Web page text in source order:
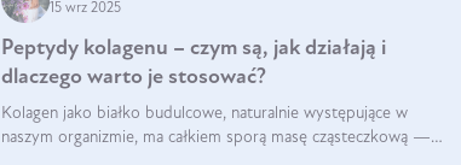
15 wrz 2025
Peptydy kolagenu – czym są, jak działają i
dlaczego warto je stosować?
Kolagen jako białko budulcowe, naturalnie występujące w
naszym organizmie, ma całkiem sporą masę cząsteczkową —